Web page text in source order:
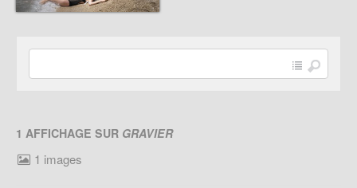
1 AFFICHAGE SUR GRAVIER
1 images